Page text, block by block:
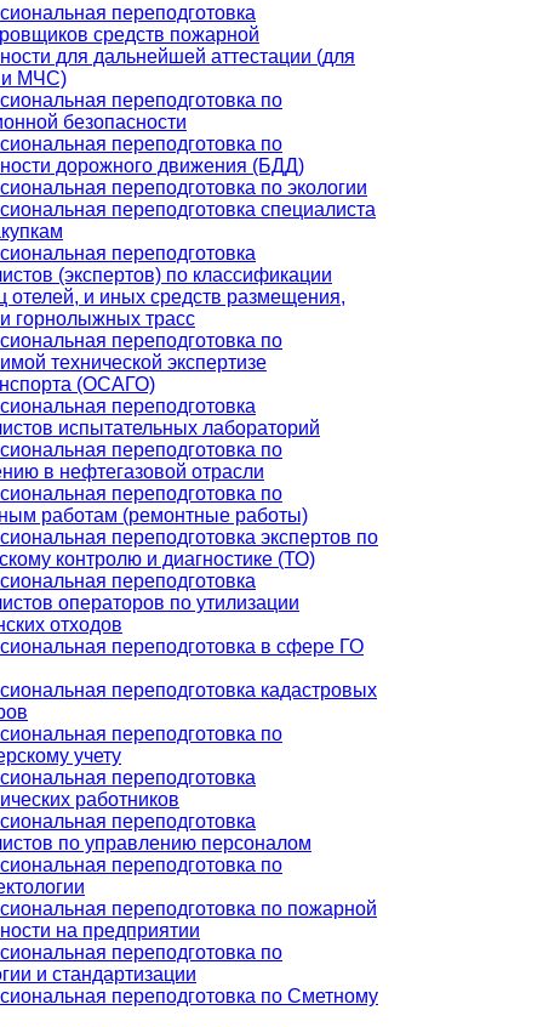
переподготовка
средств пожарной
для дальнейшей аттестации (для
МЧС)
переподготовка по
безопасности
переподготовка по
дорожного движения (БДД)
переподготовка по экологии
переподготовка специалиста
переподготовка
(экспертов) по классификации
отелей, и иных средств размещения,
горнолыжных трасс
переподготовка по
технической экспертизе
(ОСАГО)
переподготовка
испытательных лабораторий
переподготовка по
в нефтегазовой отрасли
переподготовка по
работам (ремонтные работы)
переподготовка экспертов по
контролю и диагностике (ТО)
переподготовка
операторов по утилизации
отходов
переподготовка в сфере ГО
переподготовка кадастровых
переподготовка по
учету
переподготовка
работников
переподготовка
по управлению персоналом
переподготовка по
переподготовка по пожарной
на предприятии
переподготовка по
и стандартизации
переподготовка по Сметному